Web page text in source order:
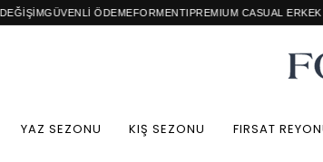
YAZ SEZONU KIŞ SEZONU FIRSAT
ÖDEMEFORMENTIPREMIUM CASUAL ERKEK GİYİM